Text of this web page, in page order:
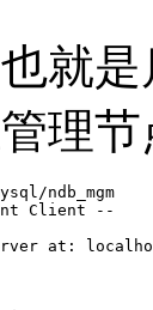
就
理